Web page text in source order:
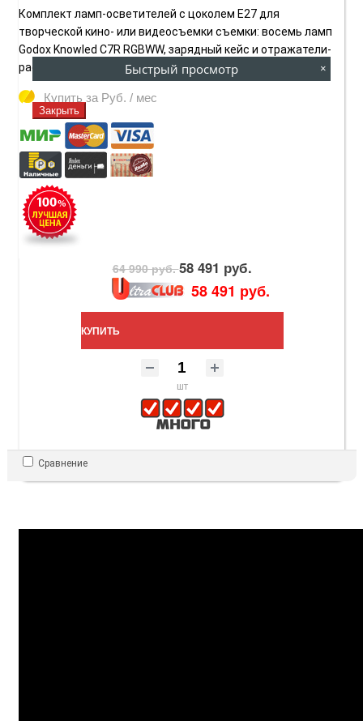
Комплект ламп-осветителей с цоколем E27 для
творческой кино- или видеосъемки съемки: восемь ламп
Godox Knowled C7R RGBWW, зарядный кейс и отражатели-
рассеиватели.
Купить за Руб. / мес
64 990 руб.58 491 руб.
58 491 руб.
КУПИТЬ
шт
Сравнение
Быстрый просмотр ×
Закрыть